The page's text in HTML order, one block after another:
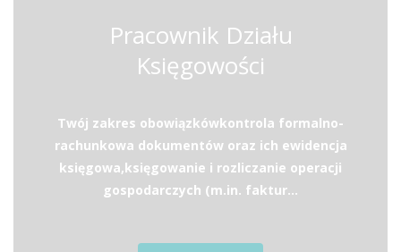
Pracownik Działu
Księgowości
Twój zakres obowiązkówkontrola formalno-
rachunkowa dokumentów oraz ich ewidencja
księgowa,księgowanie i rozliczanie operacji
gospodarczych (m.in. faktur...